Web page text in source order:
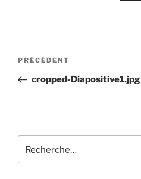
Navigation
l’article
Article
précédent
PRÉCÉDENT
cropped-Diapositive1.jpg
pour